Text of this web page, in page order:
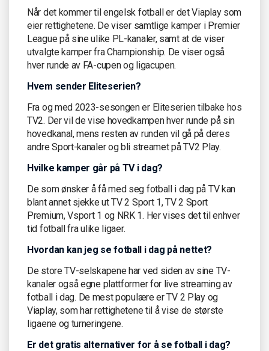
Når det kommer til engelsk fotball er det Viaplay som
eier rettighetene. De viser samtlige kamper i Premier
League på sine ulike PL-kanaler, samt at de viser
utvalgte kamper fra Championship. De viser også
hver runde av FA-cupen og ligacupen.
Hvem sender Eliteserien?
Fra og med 2023-sesongen er Eliteserien tilbake hos
TV2. Der vil de vise hovedkampen hver runde på sin
hovedkanal, mens resten av runden vil gå på deres
andre Sport-kanaler og bli streamet på TV2 Play.
Hvilke kamper går på TV i dag?
De som ønsker å få med seg fotball i dag på TV kan
blant annet sjekke ut TV 2 Sport 1, TV 2 Sport
Premium, Vsport 1 og NRK 1. Her vises det til enhver
tid fotball fra ulike ligaer.
Hvordan kan jeg se fotball i dag på nettet?
De store TV-selskapene har ved siden av sine TV-
kanaler også egne plattformer for live streaming av
fotball i dag. De mest populære er TV 2 Play og
Viaplay, som har rettighetene til å vise de største
ligaene og turneringene.
Er det gratis alternativer for å se fotball i dag?